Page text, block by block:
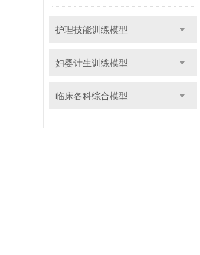
护理技能训练模型
妇婴计生训练模型
临床各科综合模型